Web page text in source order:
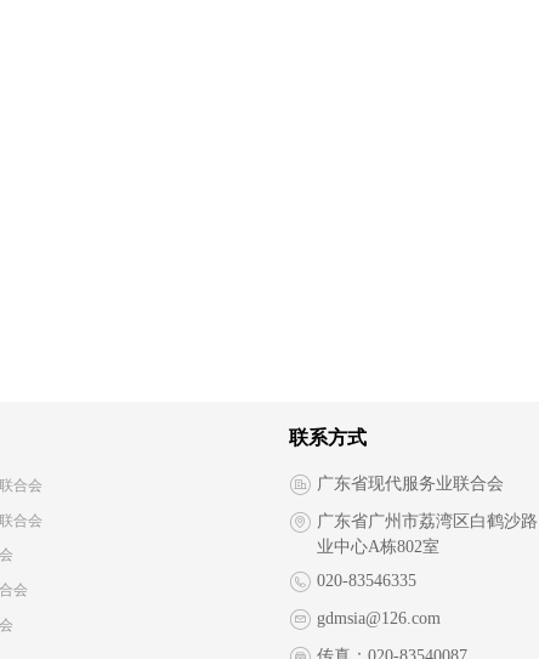
合会
合会
会
联系方式
广东省现代服务业联合会
广东省广州市荔湾区白鹤沙
业中心A栋802室
020-83546335
gdmsia@126.com